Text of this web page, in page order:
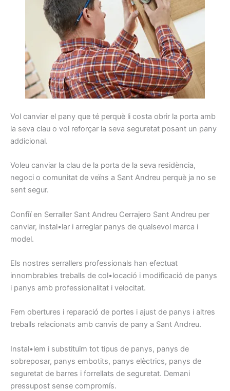
Vol canviar el pany que té perquè li costa obrir la porta amb
la seva clau o vol reforçar la seva seguretat posant un pany
addicional.
Voleu canviar la clau de la porta de la seva residència,
negoci o comunitat de veïns a Sant Andreu perquè ja no se
sent segur.
Confiï en Serraller Sant Andreu Cerrajero Sant Andreu per
canviar, instal•lar i arreglar panys de qualsevol marca i
model.
Els nostres serrallers professionals han efectuat
innombrables treballs de col•locació i modificació de panys
i panys amb professionalitat i velocitat.
Fem obertures i reparació de portes i ajust de panys i altres
treballs relacionats amb canvis de pany a Sant Andreu.
Instal•lem i substituïm tot tipus de panys, panys de
sobreposar, panys embotits, panys elèctrics, panys de
seguretat de barres i forrellats de seguretat. Demani
pressupost sense compromís.